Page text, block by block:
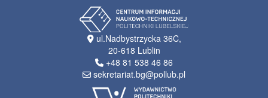
ul.Nadbystrzycka 36C,
20-618 Lublin
+48 81 538 46 86
sekretariat.bg@pollub.pl